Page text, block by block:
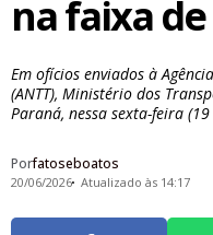
na faixa
Em ofícios enviados à
(ANTT), Ministério dos
Paraná, nessa sexta-feira
Porfatoseboatos
20/06/2026 Atualizado às 14:17